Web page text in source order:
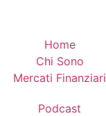
Home
Chi Sono
Mercati Finanziari
Podcast